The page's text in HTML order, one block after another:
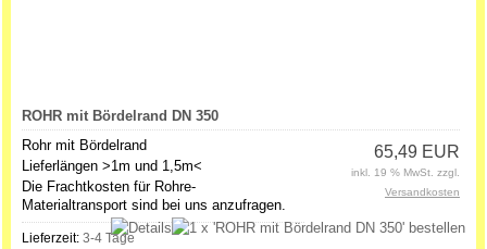
ROHR mit Bördelrand DN 350
Rohr mit Bördelrand
Lieferlängen >1m und 1,5m<
Die Frachtkosten für Rohre-
Materialtransport sind bei uns anzufragen.
Lieferzeit: 3-4 Tage
65,49 EUR
inkl. 19 % MwSt. zzgl.
Versandkosten